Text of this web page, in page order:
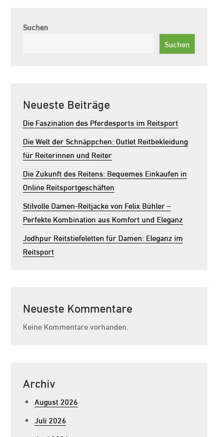
Suchen
Suchen
Neueste Beiträge
Die Faszination des Pferdesports im Reitsport
Die Welt der Schnäppchen: Outlet Reitbekleidung
für Reiterinnen und Reiter
Die Zukunft des Reitens: Bequemes Einkaufen in
Online Reitsportgeschäften
Stilvolle Damen-Reitjacke von Felix Bühler –
Perfekte Kombination aus Komfort und Eleganz
Jodhpur Reitstiefeletten für Damen: Eleganz im
Reitsport
Neueste Kommentare
Keine Kommentare vorhanden.
Archiv
August 2026
Juli 2026